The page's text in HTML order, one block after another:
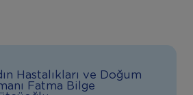
Hastalıkları ve Doğum
Fatma Bilge